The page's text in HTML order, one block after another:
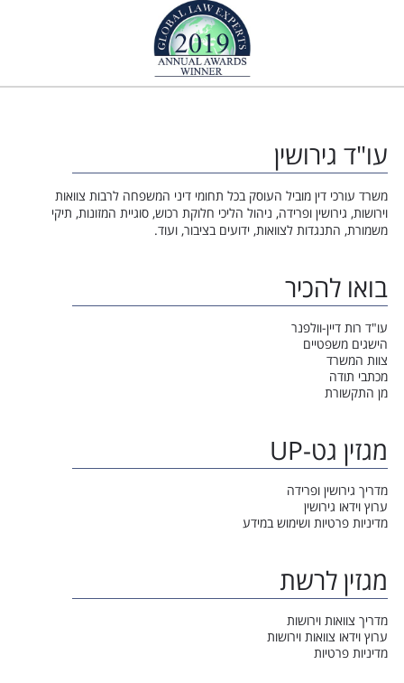
עו"ד גירושין
משרד עורכי דין מוביל העוסק בכל תחומי דיני המשפחה לרבות צוואות
וירושות, גירושין ופרידה, ניהול הליכי חלוקת רכוש, סוגיית המזונות, תיקי
משמורת, התנגדות לצוואות, ידועים בציבור, ועוד.
בואו להכיר
עו"ד רות דיין-וולפנר
הישגים משפטיים
צוות המשרד
מכתבי תודה
מן התקשורת
מגזין גט-UP
מדריך גירושין ופרידה
ערוץ וידאו גירושין
מדיניות פרטיות ושימוש במידע
מגזין לרשת
מדריך צוואות וירושות
ערוץ וידאו צוואות וירושות
מדיניות פרטיות